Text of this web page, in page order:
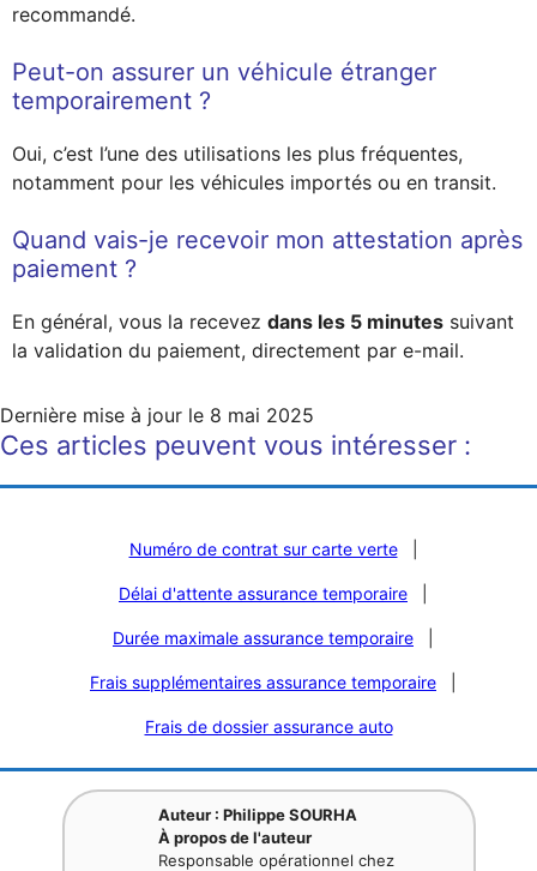
recommandé.
Peut-on assurer un véhicule étranger
temporairement ?
Oui, c’est l’une des utilisations les plus fréquentes,
notamment pour les véhicules importés ou en transit.
Quand vais-je recevoir mon attestation après
paiement ?
En général, vous la recevez dans les 5 minutes suivant
la validation du paiement, directement par e-mail.
Dernière mise à jour le 8 mai 2025
Ces articles peuvent vous intéresser :
Numéro de contrat sur carte verte
Délai d'attente assurance temporaire
Durée maximale assurance temporaire
Frais supplémentaires assurance temporaire
Frais de dossier assurance auto
Auteur : Philippe SOURHA
À propos de l'auteur
Responsable opérationnel chez